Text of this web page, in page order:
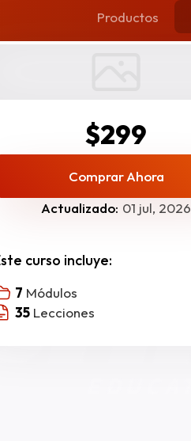
Productos
$299
Comprar Ahora
Actualizado: 01 jul, 2026
curso incluye:
7 Módulos
35 Lecciones